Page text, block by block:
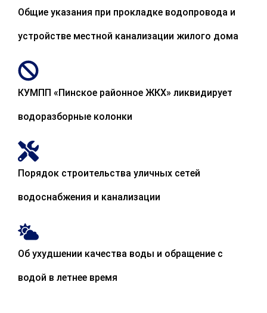
Общие указания при прокладке водопровода и
устройстве местной канализации жилого дома
КУМПП «Пинское районное ЖКХ» ликвидирует
водоразборные колонки
Порядок строительства уличных сетей
водоснабжения и канализации
Об ухудшении качества воды и обращение с
водой в летнее время